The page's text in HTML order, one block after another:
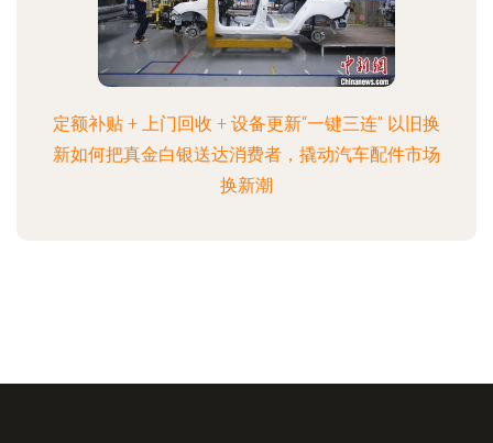
定额补贴 + 上门回收 + 设备更新“一键三连” 以旧换
新如何把真金白银送达消费者，撬动汽车配件市场
换新潮